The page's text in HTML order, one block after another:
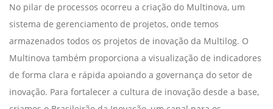
No pilar de processos ocorreu a criação do Multinova, um
sistema de gerenciamento de projetos, onde temos
armazenados todos os projetos de inovação da Multilog. O
Multinova também proporciona a visualização de indicadores
de forma clara e rápida apoiando a governança do setor de
inovação. Para fortalecer a cultura de inovação desde a base,